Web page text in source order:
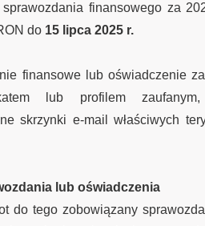
finansowego za
do 15 lipca 2025 r.
finansowe lub oświadczenie
lub profilem
skrzynki e-mail właściwych
lub oświadczenia
do tego zobowiązany